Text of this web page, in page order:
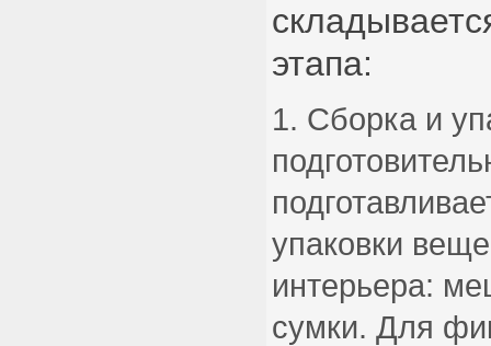
этапа:
Сборка и
упаковки
интерьера:
сумки. Для